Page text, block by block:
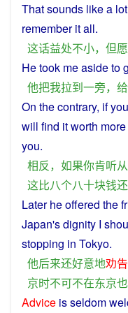
That sounds likea
remember itall.
这话益处不小， 但愿
Hetook measideto
他把我拉到一旁， 给
On thecontrary, ifyou
will find itworth more
you.
相反， 如果你肯听从
这比八个八十块钱还
Later heoffered the
Japan'sdignity I
stopping in Tokyo.
他后来还好意地劝告
京时不可不在东京也
Advice isseldom